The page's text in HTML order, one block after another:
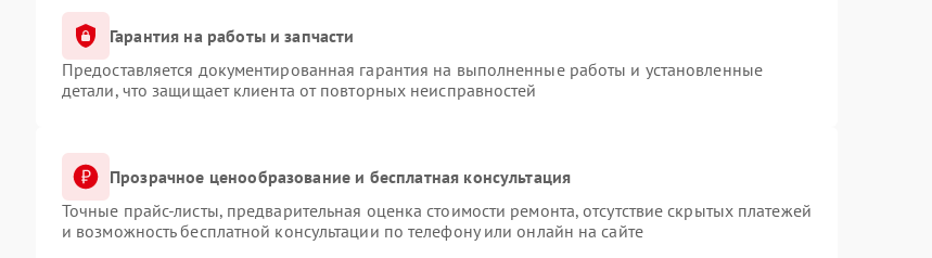
Гарантия на работы и запчасти
Предоставляется документированная гарантия на выполненные работы и установленные
детали, что защищает клиента от повторных неисправностей
Прозрачное ценообразование и бесплатная консультация
Точные прайс-листы, предварительная оценка стоимости ремонта, отсутствие скрытых платежей
и возможность бесплатной консультации по телефону или онлайн на сайте